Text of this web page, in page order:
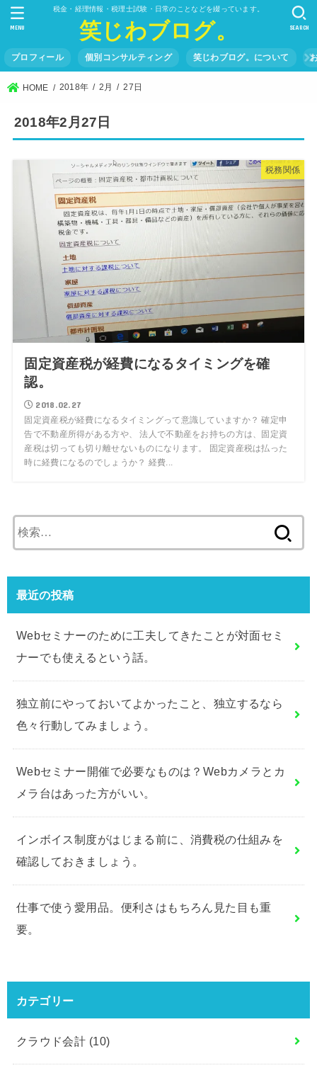
税金・経理情報・税理士試験・日常のことなどを綴っています。
笑じわブログ。
プロフィール 個別コンサルティング 笑じわブログ。について
SEARCH
MENU
HOME 2018年 2月 27日
2018年2月27日
税務関係
固定資産税が経費になるタイミングを確
認。
2018.02.27
固定資産税が経費になるタイミングって意識していますか？ 確定申
告で不動産所得がある方や、 法人で不動産をお持ちの方は、固定資
産税は切っても切り離せないものになります。 固定資産税は払った
時に経費になるのでしょうか？ 経費...
索:
最近の投稿
Webセミナーのために工夫してきたことが対面セミ
ナーでも使えるという話。
独立前にやっておいてよかったこと、独立するなら
色々行動してみましょう。
Webセミナー開催で必要なものは？Webカメラとカ
メラ台はあった方がいい。
インボイス制度がはじまる前に、消費税の仕組みを
確認しておきましょう。
仕事で使う愛用品。便利さはもちろん見た目も重
要。
カテゴリー
クラウド会計 (10)